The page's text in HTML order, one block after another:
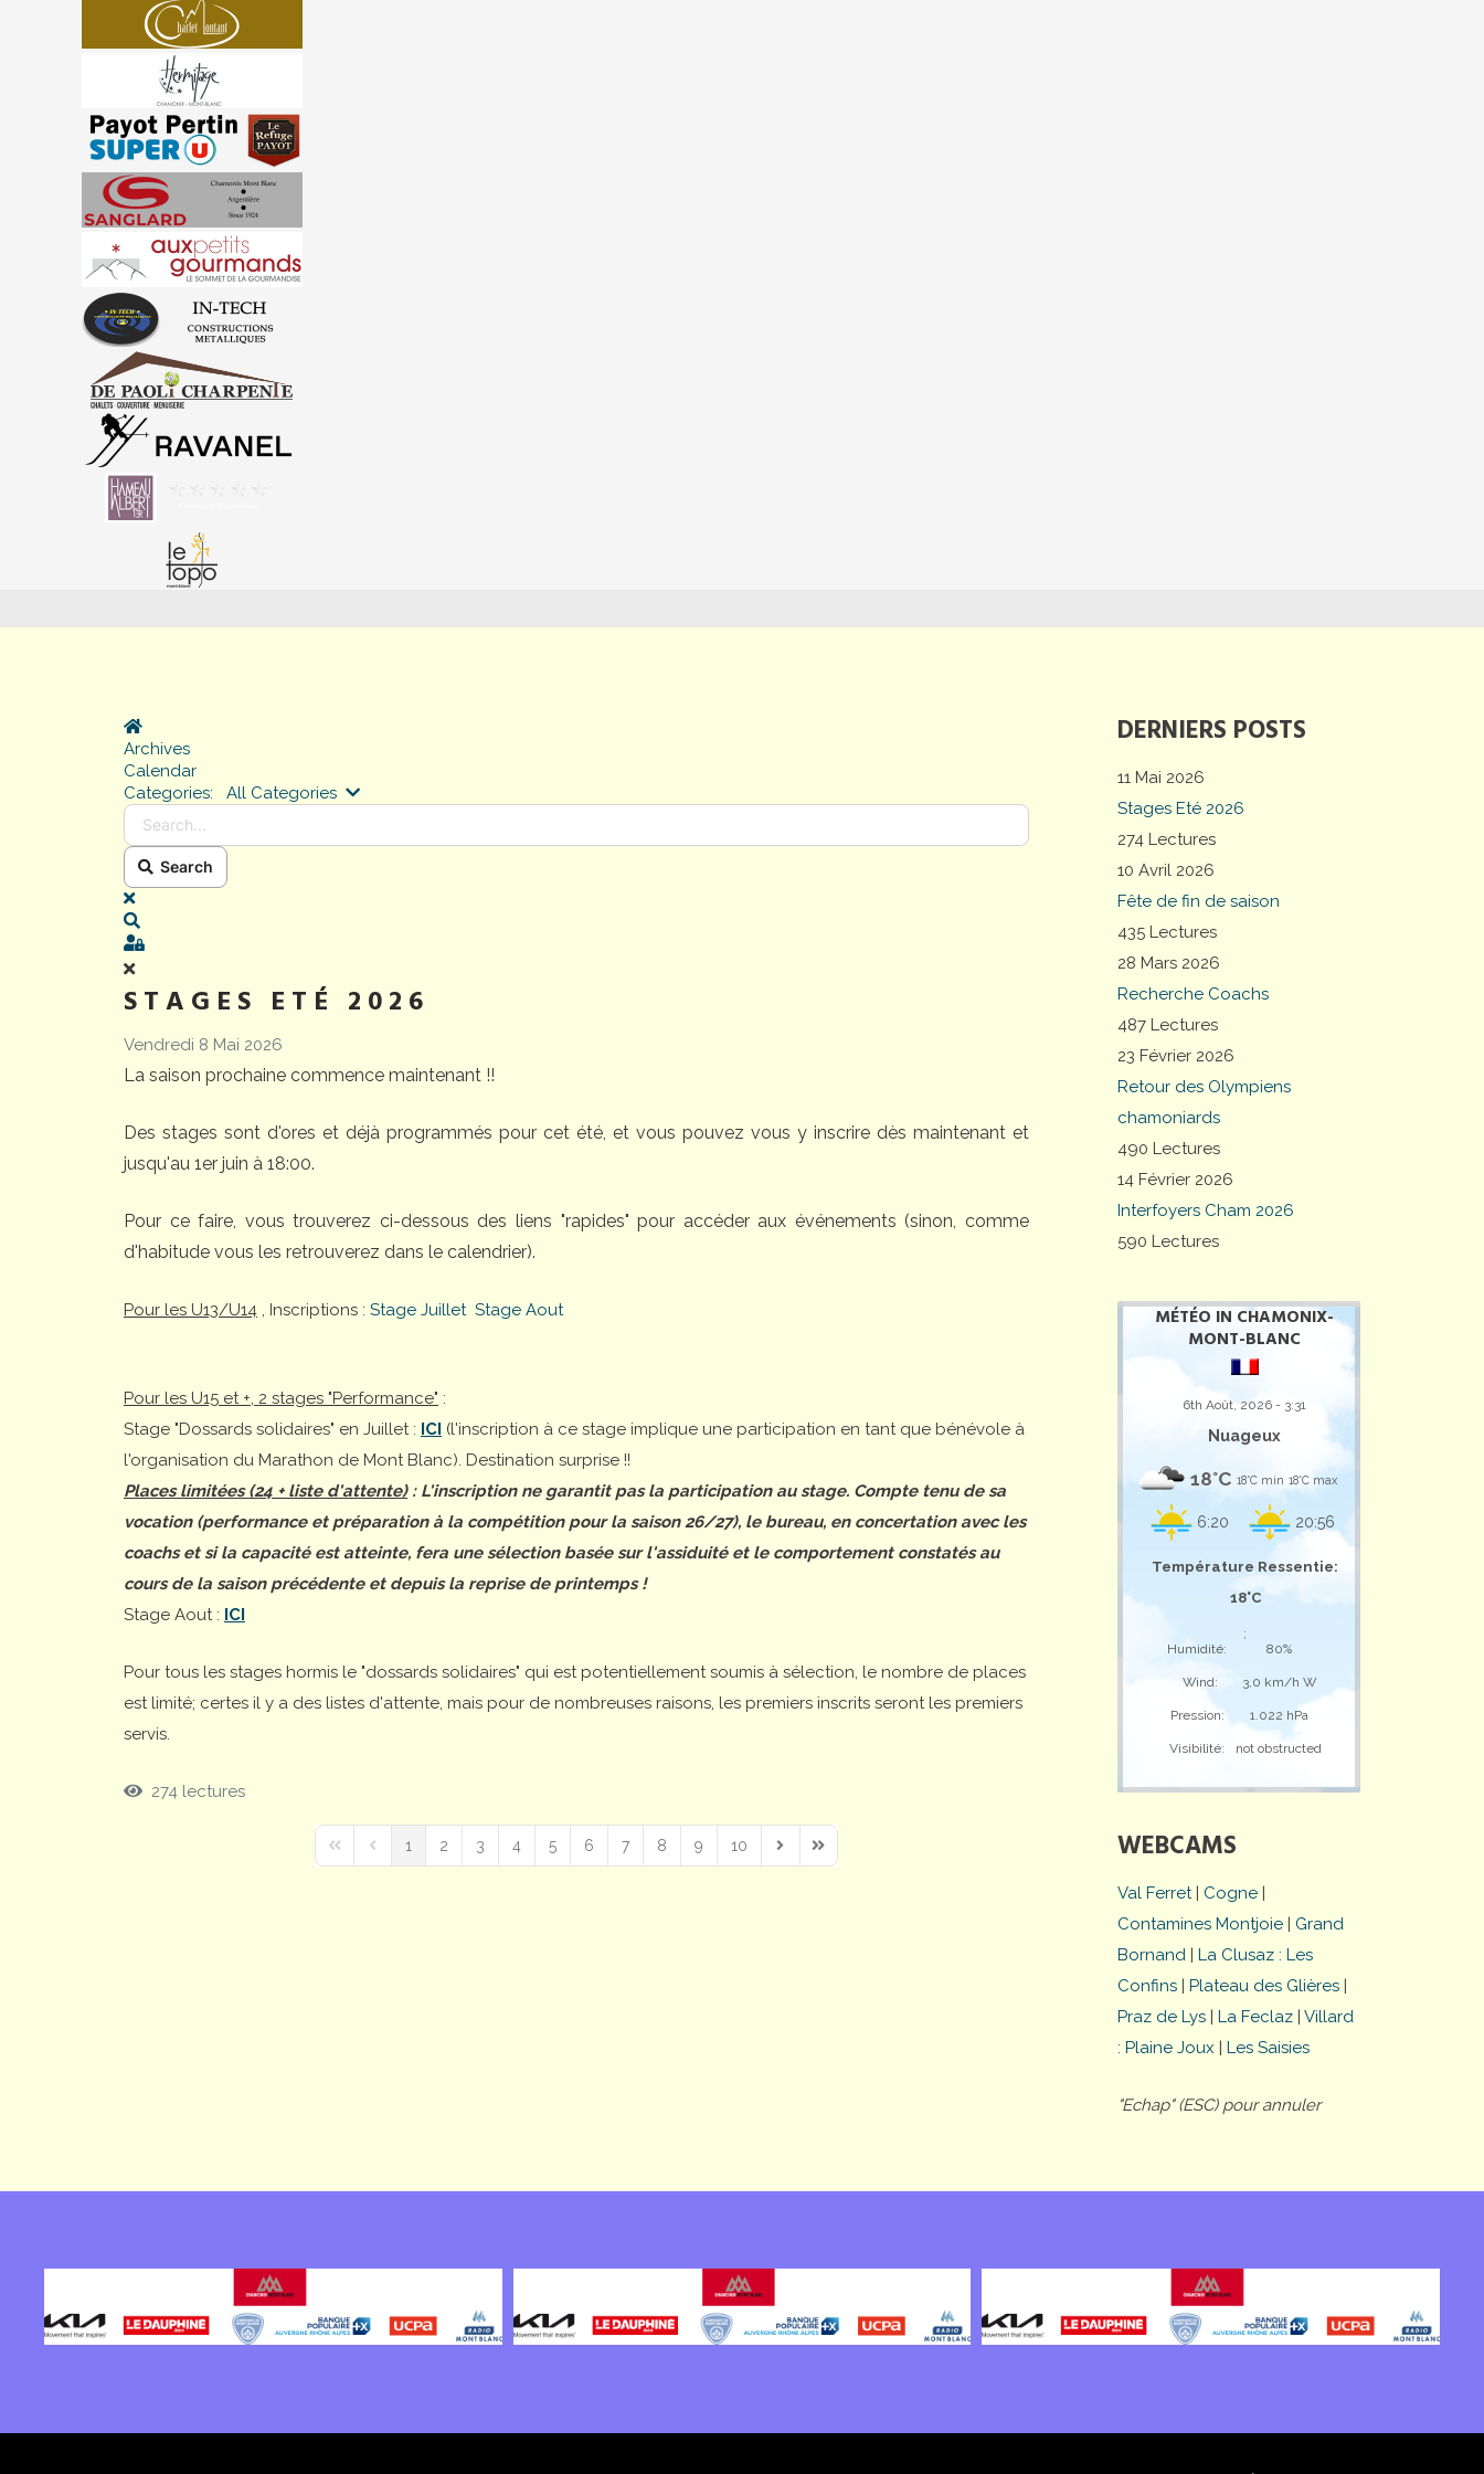
DERNIERS POSTS
11 Mai 2026
Stages Eté 2026
274 Lectures
10 Avril 2026
Fête de fin de saison
435 Lectures
28 Mars 2026
Recherche Coachs
487 Lectures
23 Février 2026
Retour des Olympiens
chamoniards
490 Lectures
14 Février 2026
Interfoyers Cham 2026
590 Lectures
MÉTÉO IN CHAMONIX-
MONT-BLANC
6th Août, 2026 - 3:31
Nuageux
18°C 18°C min 18°C max
6:20 20:56
Température Ressentie:
18°C
;
Humidité:
80%
Wind: 3,0 km/h W
Pression: 1.022 hPa
Visibilité: not obstructed
WEBCAMS
Val Ferret| Cogne |
Contamines Montjoie | Grand
Bornand | La Clusaz : Les
Confins | Plateau des Glières |
Praz de Lys | La Feclaz | Villard
: Plaine Joux | Les Saisies
"Echap" (ESC) pour annuler
Home
Archives
Calendar
Categories:
All Categories Search...
Search
x
Sign In
STAGES ETÉ 2026
Vendredi 8 Mai 2026
La saison prochaine commence maintenant !!
Des stages sont d'ores et déjà programmés pour cet été, et vous pouvez vous y inscrire dès maintenant et
jusqu'au 1er juin à 18:00.
Pour ce faire, vous trouverez ci-dessous des liens "rapides" pour accéder aux événements (sinon, comme
d'habitude vous les retrouverez dans le calendrier).
Pour les U13/U14 , Inscriptions : Stage Juillet Stage Aout
Pour les U15 et +, 2 stages "Performance" :
Stage "Dossards solidaires" en Juillet : ICI (l'inscription à ce stage implique une participation en tant que bénévole à
l'organisation du Marathon de Mont Blanc). Destination surprise !!
Places limitées (24 + liste d'attente): L'inscription ne garantit pas la participation au stage. Compte tenu de sa
vocation (performance et préparation à la compétition pour la saison 26/27), le bureau, en concertation avec les
coachs et si la capacité est atteinte, fera une sélection basée sur l'assiduité et le comportement constatés au
cours de la saison précédente et depuis la reprise de printemps !
Stage Aout : ICI
Pour tous les stages hormis le "dossards solidaires" qui est potentiellement soumis à sélection, le nombre de places
est limité; certes il y a des listes d'attente, mais pour de nombreuses raisons, les premiers inscrits seront les premiers
servis.
274 lectures
First PagePrevious Page
1 2 3 4 5 6 7 8 9 10
Next PageLast Page